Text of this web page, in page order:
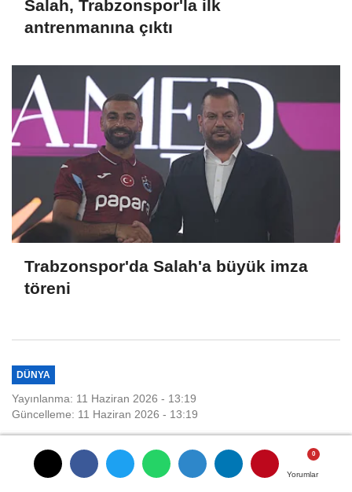
Yorumlar
Yorumlar
Salah, Trabzonspor'la ilk
antrenmanına çıktı
Trabzonspor'da Salah'a büyük imza
töreni
DÜNYA
Yayınlanma: 11 Haziran 2026 - 13:19
Güncelleme: 11 Haziran 2026 - 13:19
Savunma Sanayii Başkanı
Görgün, Polonya'da
Yorumlar